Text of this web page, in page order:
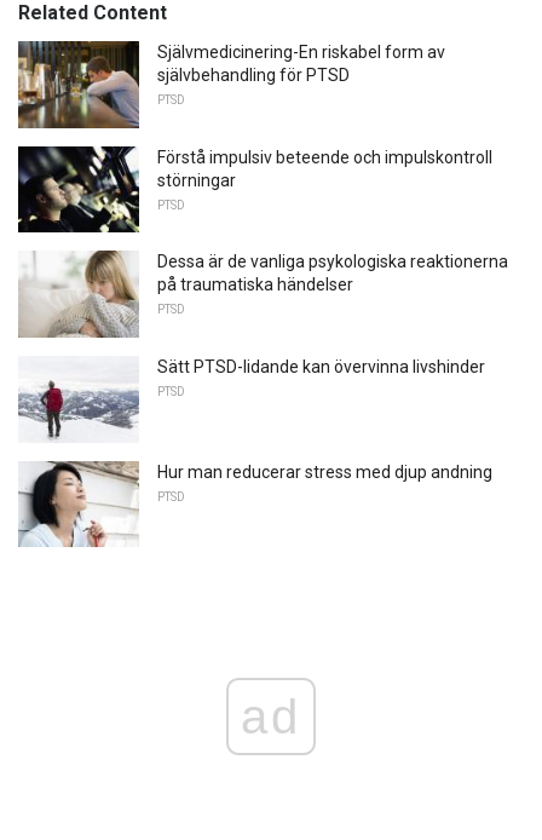
Related Content
Självmedicinering-En riskabel form av
självbehandling för PTSD
PTSD
Förstå impulsiv beteende och impulskontroll
störningar
PTSD
Dessa är de vanliga psykologiska reaktionerna
på traumatiska händelser
PTSD
Sätt PTSD-lidande kan övervinna livshinder
PTSD
Hur man reducerar stress med djup andning
PTSD
ad